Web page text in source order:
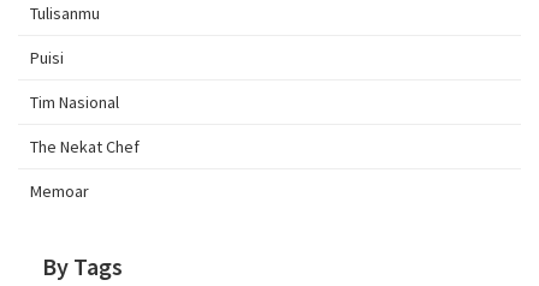
Tulisanmu
Puisi
Tim Nasional
The Nekat Chef
Memoar
By Tags